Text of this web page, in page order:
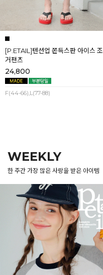
[P.ETAIL]텐션업 쫀득스판 아이스 조
거팬츠
24,800
F(44-66),L(77-88)
WEEKLY
한 주간 가장 많은 사랑을 받은 아이템